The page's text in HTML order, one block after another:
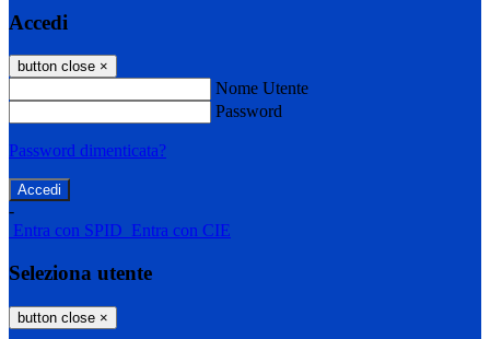
Accedi
button close ×
Nome Utente
Password
Password dimenticata?
-
Entra con SPID Entra con CIE
Seleziona utente
button close ×